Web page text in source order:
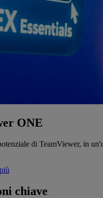
ONE
di TeamViewer, in
chiave